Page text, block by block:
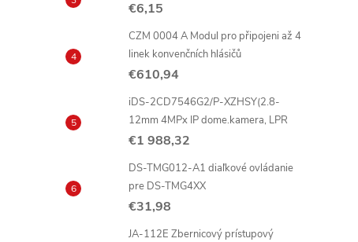
€6,15
CZM 0004 A Modul pro připojeni až 4
linek konvenčních hlásičů
€610,94
iDS-2CD7546G2/P-XZHSY(2.8-
12mm 4MPx IP dome.kamera, LPR
€1 988,32
DS-TMG012-A1 diaľkové ovládanie
pre DS-TMG4XX
€31,98
JA-112E Zbernicový prístupový